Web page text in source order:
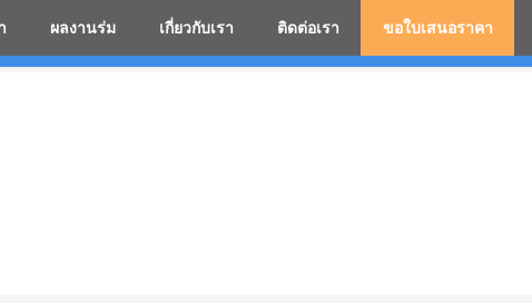
ผลงานร่ม เกี่ยวกับเรา ติดต่อเรา ขอใบเสนอราคา
โรงงานร่มสกรีนโลโก้ ร่มพรีเมี่ยม ร่มตอนเดียว ร่มก